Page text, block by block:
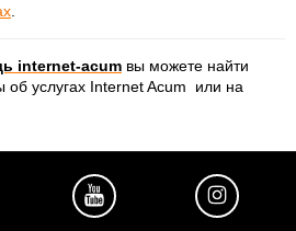
internet-acum вы можете найти
об услугах Internet Acum или на